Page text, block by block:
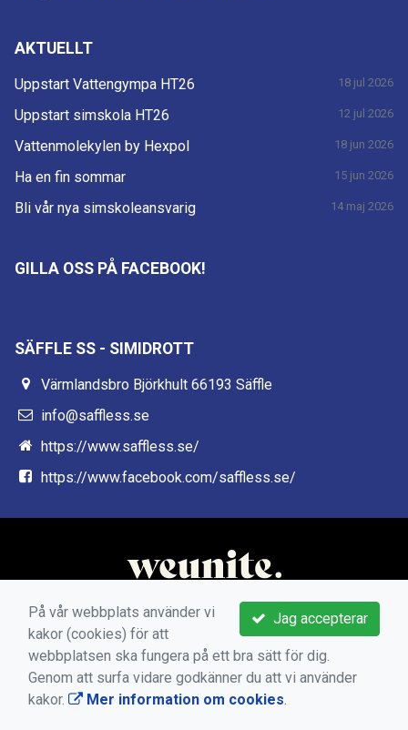
AKTUELLT
Uppstart Vattengympa HT26 18 jul 2026
Uppstart simskola HT26 12 jul 2026
Vattenmolekylen by Hexpol 18 jun 2026
Ha en fin sommar 15 jun 2026
Bli vår nya simskoleansvarig 14 maj 2026
GILLA OSS PÅ FACEBOOK!
SÄFFLE SS - SIMIDROTT
Värmlandsbro Björkhult 66193 Säffle
info@saffless.se
https://www.saffless.se/
https://www.facebook.com/saffless.se/
Jag accepterar
På vår webbplats använder vi
kakor (cookies) för att
webbplatsen ska fungera på ett bra sätt för dig.
Genom att surfa vidare godkänner du att vi använder
kakor.
Mer information om cookies.